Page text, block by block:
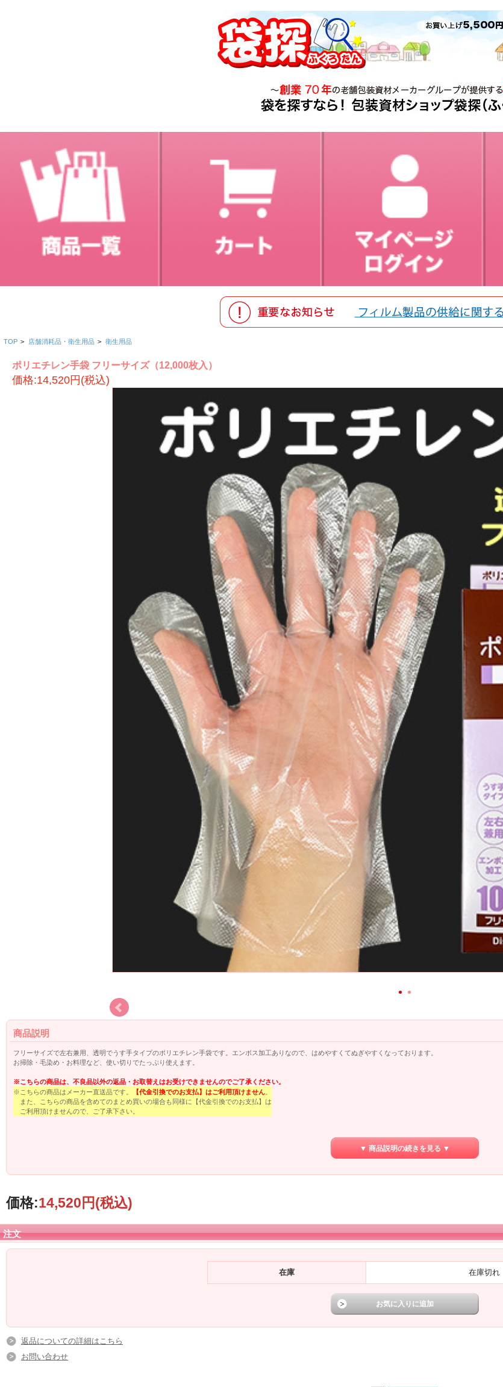
TOP > 店舗消耗品・衛生用品 > 衛生用品
ポリエチレン手袋 フリーサイズ（12,000枚入）
価格:14,520円(税込)
商品説明
フリーサイズで左右兼用、透明でうす手タイプのポリエチレン手袋です。エンボス加工ありなので、はめやすくてぬぎやすくなっております。
お掃除・毛染め・お料理など、使い切りでたっぷり使えます。
※こちらの商品は、不良品以外の返品・お取替えはお受けできませんのでご了承ください。
※こちらの商品はメーカー直送品です。
【代金引換でのお支払】はご利用頂けません
また、こちらの商品を含めてのまとめ買いの場合も同様に【代金引換でのお支払】は
ご利用頂けませんので、ご了承下さい。
▼ 商品説明の続きを見る ▼
価格:14,520円(税込)
注文
在庫 在庫切れ
返品についての詳細はこちら
お問い合わせ